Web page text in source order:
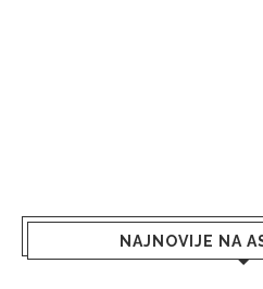
NAJNOVIJE NA